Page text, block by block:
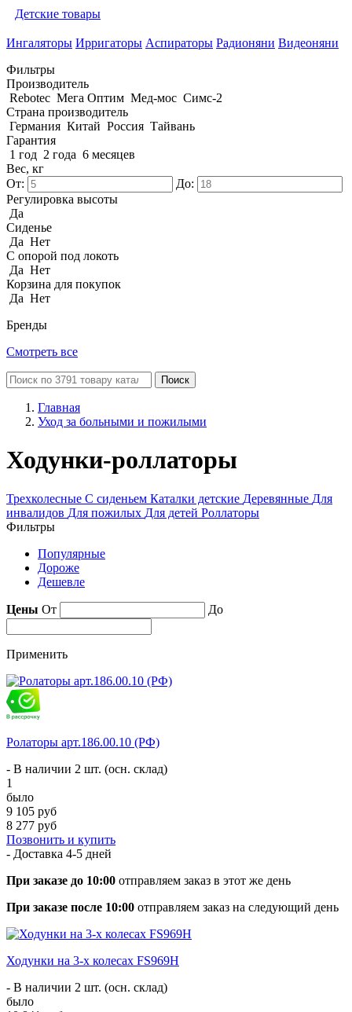
Детские товары
Ингаляторы Ирригаторы Аспираторы Радионяни Видеоняни
Фильтры
Производитель
Rebotec Мега Оптим Мед-мос Симс-2
Страна производитель
Германия Китай Россия Тайвань
Гарантия
1 год 2 года 6 месяцев
Вес, кг
От:
До:
Регулировка высоты
Да
Сиденье
Да Нет
С опорой под локоть
Да Нет
Корзина для покупок
Да Нет
Бренды
Смотреть все
Поиск
Главная
Уход за больными и пожилыми
Ходунки-роллаторы
Трехколесные С сиденьем Каталки детские Деревянные Для
инвалидов Для пожилых Для детей Роллаторы
Фильтры
Популярные
Дороже
Дешевле
Цены От До
Применить
Ролаторы арт.186.00.10 (РФ)
- В наличии 2 шт. (осн. склад)
1
было
9 105 руб
8 277 руб
Позвонить и купить
- Доставка 4-5 дней
При заказе до 10:00 отправляем заказ в этот же день
При заказе после 10:00 отправляем заказ на следующий день
Ходунки на 3-х колесах FS969H
- В наличии 2 шт. (осн. склад)
было